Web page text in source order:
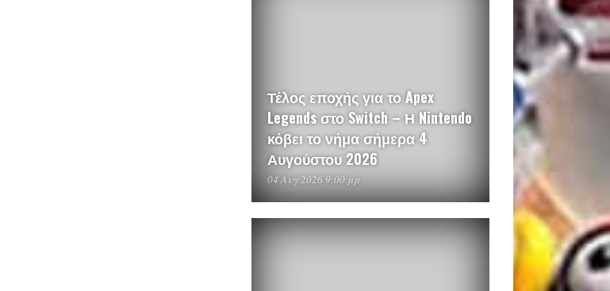
Τέλος εποχής για το Apex
Legends στο Switch – Η Nintendo
κόβει το νήμα σήμερα 4
Αυγούστου 2026
04 Αυγ 2026 9:00 μμ